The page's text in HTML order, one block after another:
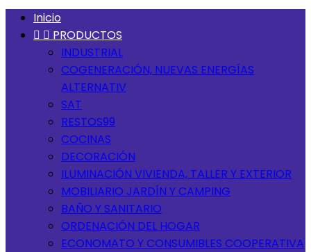
Inicio
  PRODUCTOS
INDUSTRIAL
COGENERACIÓN, NUEVAS ENERGÍAS
ALTERNATIV
SAT
RESTOS99
COCINAS
DECORACIÓN
ILUMINACIÓN VIVIENDA, TALLER Y EXTERIOR
MOBILIARIO JARDÍN Y CAMPING
BAÑO Y SANITARIO
ORDENACIÓN DEL HOGAR
ECONOMATO Y CONSUMIBLES COOPERATIVA